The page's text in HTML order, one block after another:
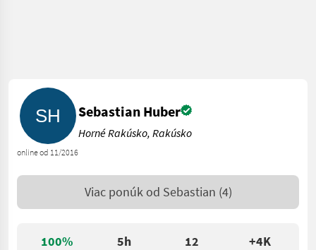
100% 5h 12 +4K
online od 11/2016
Sebastian Huber
Horné Rakúsko, Rakúsko
Viac ponúk od Sebastian (4)